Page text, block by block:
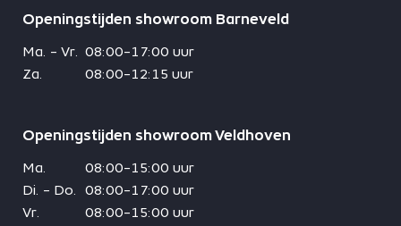
Openingstijden showroom Barneveld
Ma. - Vr. 08:00-17:00 uur
Za.
08:00-12:15 uur
Openingstijden showroom Veldhoven
Ma.
08:00-15:00 uur
Di. - Do.
08:00-17:00 uur
Vr.
08:00-15:00 uur